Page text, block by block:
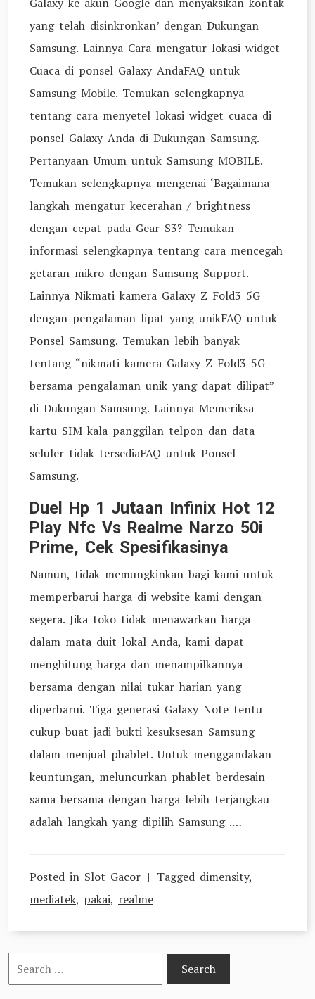
yang telah disinkronkan’ dengan Dukungan
Samsung. Lainnya Cara mengatur lokasi widget
Cuaca di ponsel Galaxy AndaFAQ untuk
Samsung Mobile. Temukan selengkapnya
tentang cara menyetel lokasi widget cuaca di
ponsel Galaxy Anda di Dukungan Samsung.
Pertanyaan Umum untuk Samsung MOBILE.
Temukan selengkapnya mengenai ‘Bagaimana
langkah mengatur kecerahan / brightness
dengan cepat pada Gear S3? Temukan
informasi selengkapnya tentang cara mencegah
getaran mikro dengan Samsung Support.
Lainnya Nikmati kamera Galaxy Z Fold3 5G
dengan pengalaman lipat yang unikFAQ untuk
Ponsel Samsung. Temukan lebih banyak
tentang “nikmati kamera Galaxy Z Fold3 5G
bersama pengalaman unik yang dapat dilipat”
di Dukungan Samsung. Lainnya Memeriksa
kartu SIM kala panggilan telpon dan data
seluler tidak tersediaFAQ untuk Ponsel
Samsung.
Duel Hp 1 Jutaan Infinix Hot 12
Play Nfc Vs Realme Narzo 50i
Prime, Cek Spesifikasinya
Namun, tidak memungkinkan bagi kami untuk
memperbarui harga di website kami dengan
segera. Jika toko tidak menawarkan harga
dalam mata duit lokal Anda, kami dapat
menghitung harga dan menampilkannya
bersama dengan nilai tukar harian yang
diperbarui. Tiga generasi Galaxy Note tentu
cukup buat jadi bukti kesuksesan Samsung
dalam menjual phablet. Untuk menggandakan
keuntungan, meluncurkan phablet berdesain
sama bersama dengan harga lebih terjangkau
adalah langkah yang dipilih Samsung .…
Posted in Slot Gacor Tagged dimensity,
mediatek, pakai, realme
Search
for: